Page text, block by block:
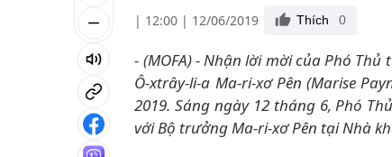
| 12:00 | 12/06/2019 Thích 0
- (MOFA) - Nhận lời mời của Phó
Ô-xtrây-li-a Ma-ri-xơ Pên (Marise
2019. Sáng ngày 12 tháng 6, Phó
với Bộ trưởng Ma-ri-xơ Pên tại Nhà